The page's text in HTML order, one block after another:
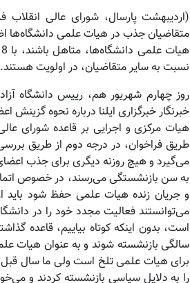
(اردیبهشت پارسال، شورای عالی
متقاضیان جذب در هیات علمی دانشگاه‌ها
نسبت به سایر متقاضیان، در اولویت
روز چهارم شهریور هم، رییس دانشگاه
خبرنگار خبرگزاری ایلنا درباره نحوه
هیات مرکزی و اجرایی بر قاعده شورای
می‌گیرد و هیچ روزنه دیگری برای جذب
به سن بازنشستگی می‌رسند، در خصوص اتمام
و جریان زنده هیات علمی حفظ شود باید
سالگی بازنشسته شوند و به عنوان هیات
را به دلایل سیاسی بازنشسته کردند و